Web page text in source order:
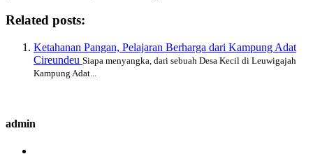
Related posts:
Ketahanan Pangan, Pelajaran Berharga dari Kampung Adat
Cireundeu Siapa menyangka, dari sebuah Desa Kecil di Leuwigajah
Kampung Adat...
admin